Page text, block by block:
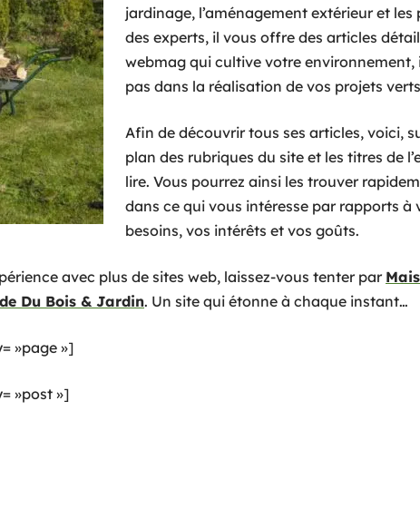
jardinage, l’aménagement extérieur et les
des experts, il vous offre des articles
webmag qui cultive votre environnement,
pas dans la réalisation de vos projets
Afin de découvrir tous ses articles, voici,
plan des rubriques du site et les titres de
lire. Vous pourrez ainsi les trouver
dans ce qui vous intéresse par rapports à
besoins, vos intérêts et vos goûts.
avec plus de sites web, laissez-vous tenter par
Du Bois & Jardin. Un site qui étonne à chaque instant…
»page »]
»post »]